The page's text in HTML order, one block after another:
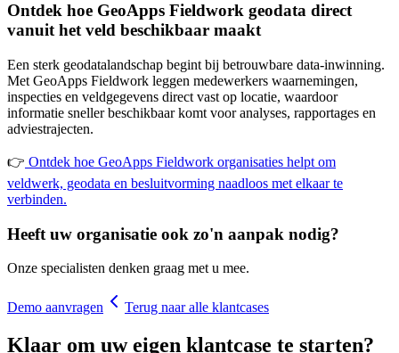
Ontdek hoe GeoApps Fieldwork geodata direct
vanuit het veld beschikbaar maakt
Een sterk geodatalandschap begint bij betrouwbare data-inwinning.
Met GeoApps Fieldwork leggen medewerkers waarnemingen,
inspecties en veldgegevens direct vast op locatie, waardoor
informatie sneller beschikbaar komt voor analyses, rapportages en
adviestrajecten.
👉 Ontdek hoe GeoApps Fieldwork organisaties helpt om
veldwerk, geodata en besluitvorming naadloos met elkaar te
verbinden.
Heeft uw organisatie ook zo'n aanpak nodig?
Onze specialisten denken graag met u mee.
Demo aanvragen Terug naar alle klantcases
Klaar om uw eigen klantcase te starten?